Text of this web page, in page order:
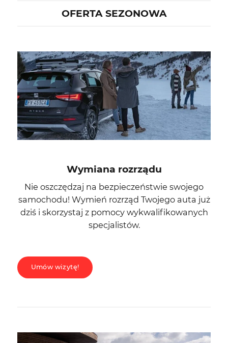
OFERTA SEZONOWA
Wymiana rozrządu
Nie oszczędzaj na bezpieczeństwie swojego
samochodu! Wymień rozrząd Twojego auta już
dziś i skorzystaj z pomocy wykwalifikowanych
specjalistów.
Umów wizytę!